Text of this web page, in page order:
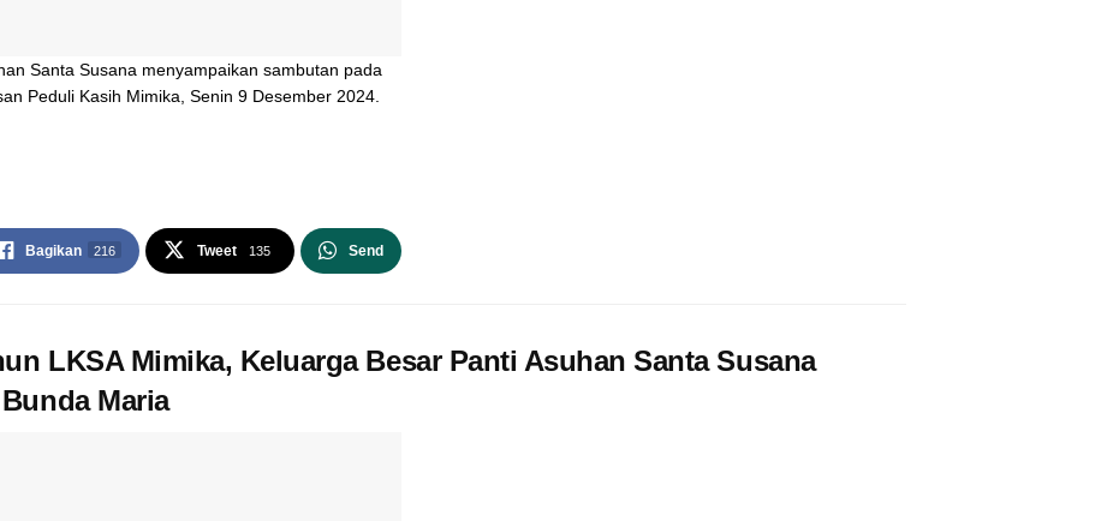
Santa Susana menyampaikan sambutan pada
Peduli Kasih Mimika, Senin 9 Desember 2024.
Bagikan 216 Tweet 135 Send
LKSA Mimika, Keluarga Besar Panti Asuhan Santa Susana
Maria